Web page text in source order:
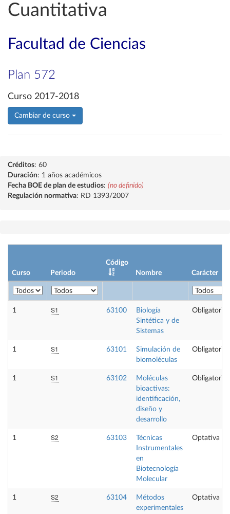
Cuantitativa
Facultad de Ciencias
Plan 572
Curso 2017-2018
Cambiar de curso
Créditos: 60
Duración: 1 años académicos
Fecha BOE de plan de estudios: (no definido)
Regulación normativa: RD 1393/2007
Curso Periodo
Código
Nombre
Carácter
1 S1 63100
Biología
Sintética y de
Sistemas
Obligatoria
1 S1 63101
Simulación de
biomoléculas
Obligatoria
1 S1 63102
Moléculas
bioactivas:
identificación,
diseño y
desarrollo
Obligatoria
1 S2 63103
Técnicas
Instrumentales
en
Biotecnología
Molecular
Optativa
1 S2 63104
Métodos
experimentales
Optativa